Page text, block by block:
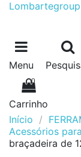
Menu
0
Carrinho
Início
Acessórios
braçadeira de